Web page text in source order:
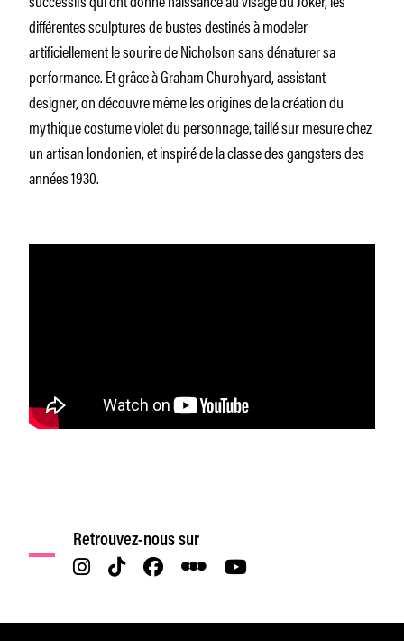
différentes sculptures de bustes destinés à modeler
artificiellement le sourire de Nicholson sans dénaturer sa
performance. Et grâce à Graham Churohyard, assistant
designer, on découvre même les origines de la création du
mythique costume violet du personnage, taillé sur mesure chez
un artisan londonien, et inspiré de la classe des gangsters des
années 1930.
Retrouvez-nous sur